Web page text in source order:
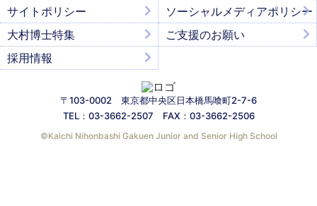
〒103-0002 東京都中央区日本橋馬喰町2-7-6
TEL：03-3662-2507 FAX：03-3662-2506
サイトポリシー
ソーシャルメディアポリシー
大村博士特集
ご支援のお願い
採用情報
©︎Kaichi Nihonbashi Gakuen Junior and Senior High School